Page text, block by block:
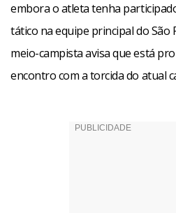
embora o atleta tenha
tático na equipe principal do São
meio-campista avisa que está
encontro com a torcida do atual